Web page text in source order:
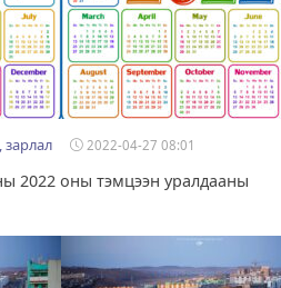
зарлал 2022-04-27 08:01
2022 оны тэмцээн уралдааны